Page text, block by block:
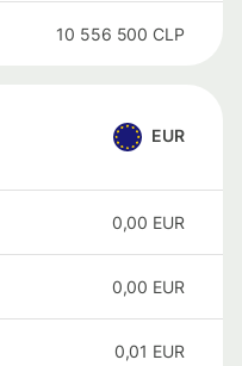
10 556 500 CLP
EUR
0,00 EUR
0,00 EUR
0,01 EUR